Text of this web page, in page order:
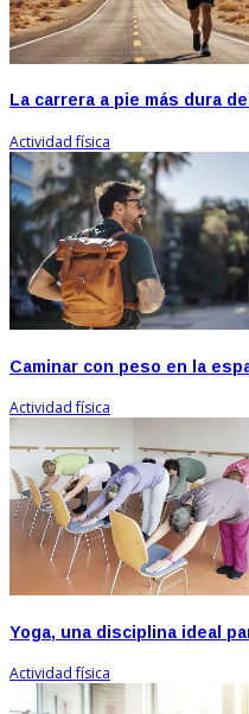
La carrera a pie más dura
Actividad física
Caminar con peso en la
Actividad física
Yoga, una disciplina ideal
Actividad física